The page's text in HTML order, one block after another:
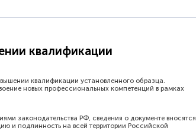
квалификации
квалификации установленного образца.
новых профессиональных компетенций в рамках
законодательства РФ, сведения о документе вносятся
и подлинность на всей территории Российской